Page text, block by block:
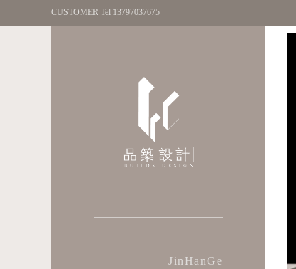
CUSTOMER Tel 13797037675
JinHanGe